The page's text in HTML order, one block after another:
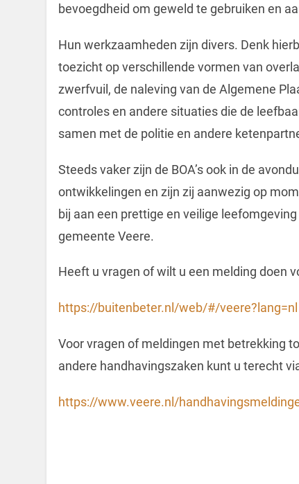
bevoegdheid om geweld te gebruiken en
Hun werkzaamheden zijn divers. Denk
toezicht op verschillende vormen van
zwerfvuil, de naleving van de Algemene
controles en andere situaties die de
samen met de politie en andere
Steeds vaker zijn de BOA’s ook in de
ontwikkelingen en zijn zij aanwezig op
bij aan een prettige en veilige
gemeente Veere.
Heeft u vragen of wilt u een melding doen
https://buitenbeter.nl/web/#/veere?lang=nl
Voor vragen of meldingen met betrekking
andere handhavingszaken kunt u terecht
https://www.veere.nl/